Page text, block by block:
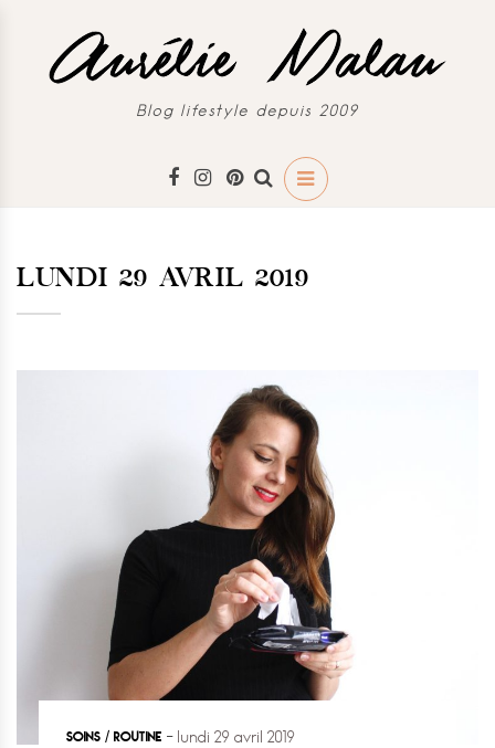
Blog lifestyle depuis 2009
LUNDI 29 AVRIL 2019
SOINS / ROUTINE lundi 29 avril 2019